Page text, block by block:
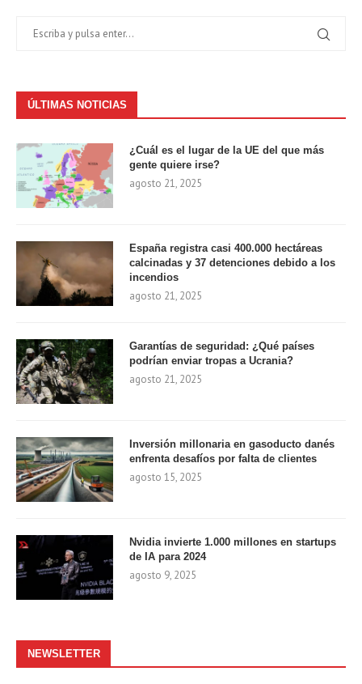
ÚLTIMAS NOTICIAS
¿Cuál es el lugar de la UE del que más
gente quiere irse?
agosto 21, 2025
España registra casi 400.000 hectáreas
calcinadas y 37 detenciones debido a los
incendios
agosto 21, 2025
Garantías de seguridad: ¿Qué países
podrían enviar tropas a Ucrania?
agosto 21, 2025
Inversión millonaria en gasoducto danés
enfrenta desafíos por falta de clientes
agosto 15, 2025
Nvidia invierte 1.000 millones en startups
de IA para 2024
agosto 9, 2025
NEWSLETTER